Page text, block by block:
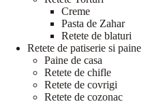
Creme
Pasta de Zahar
Retete de blaturi
Retete de patiserie si paine
Paine de casa
Retete de chifle
Retete de covrigi
Retete de cozonac